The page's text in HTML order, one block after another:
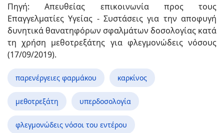
Πηγή: Απευθείας επικοινωνία προς τους
Επαγγελματίες Υγείας - Συστάσεις για την αποφυγή
δυνητικά θανατηφόρων σφαλμάτων δοσολογίας κατά
τη χρήση μεθοτρεξάτης για φλεγμονώδεις νόσους
(17/09/2019).
παρενέργειες φαρμάκου καρκίνος
μεθοτρεξάτη υπερδοσολογία
φλεγμονώδεις νόσοι του εντέρου